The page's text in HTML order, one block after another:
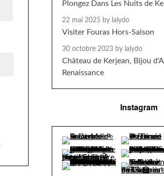
Plongez Dans Les Nuits de
22 mai 2025 by lalydo
Visiter Fouras Hors-Saison
30 octobre 2023 by lalydo
Château de Kerjean, Bijou
Renaissance
Instagram